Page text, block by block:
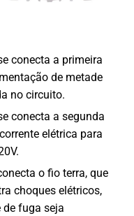
conecta a primeira
de metade
no circuito.
conecta a segunda
elétrica para
o fio terra, que
choques elétricos,
de fuga seja